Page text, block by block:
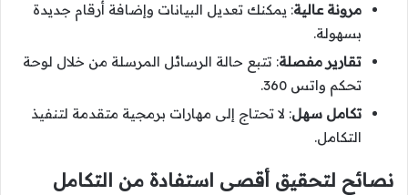
مرونة عالية: يمكنك تعديل البيانات وإضافة أرقام جديدة
بسهولة.
تقارير مفصلة: تتبع حالة الرسائل المرسلة من خلال لوحة
تحكم واتس 360.
تكامل سهل: لا تحتاج إلى مهارات برمجية متقدمة لتنفيذ
التكامل.
نصائح لتحقيق أقصى استفادة من التكامل